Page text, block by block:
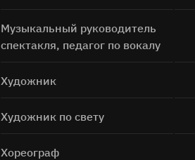
Музыкальный руководитель
спектакля, педагог по вокалу
Художник
Художник по свету
Хореограф